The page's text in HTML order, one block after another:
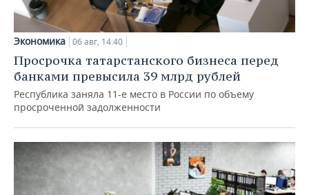
Экономика 06 авг, 14:40
Просрочка татарстанского бизнеса перед
банками превысила 39 млрд рублей
Республика заняла 11-е место в России по объему
просроченной задолженности